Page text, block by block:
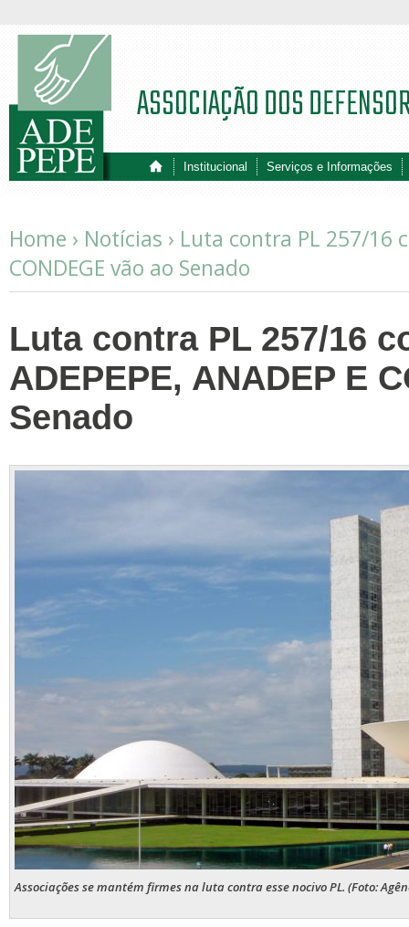
Institucional Serviços e Informações
ASSOCIAÇÃO DOS
Home › Notícias › Luta contra PL 257/16
CONDEGE vão ao Senado
Luta contra PL 257/16
ADEPEPE, ANADEP E
Senado
Associações se mantém firmes na luta contra esse nocivo PL. (Foto: